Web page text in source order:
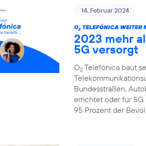
14. Februar 2024
O2 TELEFÓNICA
2023 mehr
5G versorgt
O2 Telefónica baut
Bundesstraßen,
errichtet oder für 5G
95 Prozent der